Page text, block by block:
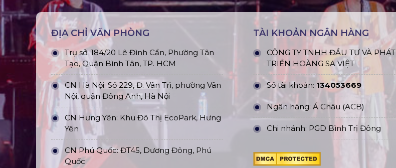
ĐỊA CHỈ VĂN PHÒNG
Trụ sở: 184/20 Lê Đình Cẩn, Phường Tân
Tạo, Quận Bình Tân, TP. HCM
CN Hà Nội: Số 229, Đ. Vân Trì, phường Vân
Nội, quận Đông Anh, Hà Nội
CN Hưng Yên: Khu Đô Thị EcoPark, Hưng
Yên
CN Phú Quốc: ĐT45, Dương Đông, Phú
Quốc
TÀI KHOẢN NGÂN HÀNG
CÔNG TY TNHH ĐẦU TƯ VÀ PHÁT
TRIỂN HOÀNG SA VIỆT
Số tài khoản: 134053669
Ngân hàng: Á Châu (ACB)
Chi nhánh: PGD Bình Trị Đông